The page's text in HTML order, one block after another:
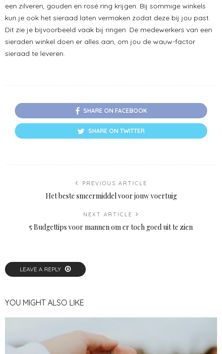
een zilveren, gouden en rosé ring krijgen. Bij sommige winkels
kun je ook het sieraad laten vermaken zodat deze bij jou past.
Dit zie je bijvoorbeeld vaak bij ringen. De medewerkers van een
sieraden winkel doen er alles aan, om jou de wauw-factor
sieraad te leveren.
SHARE ON FACEBOOK
SHARE ON TWITTER
PREVIOUS ARTICLE
Het beste smeermiddel voor jouw voertuig
NEXT ARTICLE
5 Budgettips voor mannen om er toch goed uit te zien
LEAVE A REPLY
YOU MIGHT ALSO LIKE